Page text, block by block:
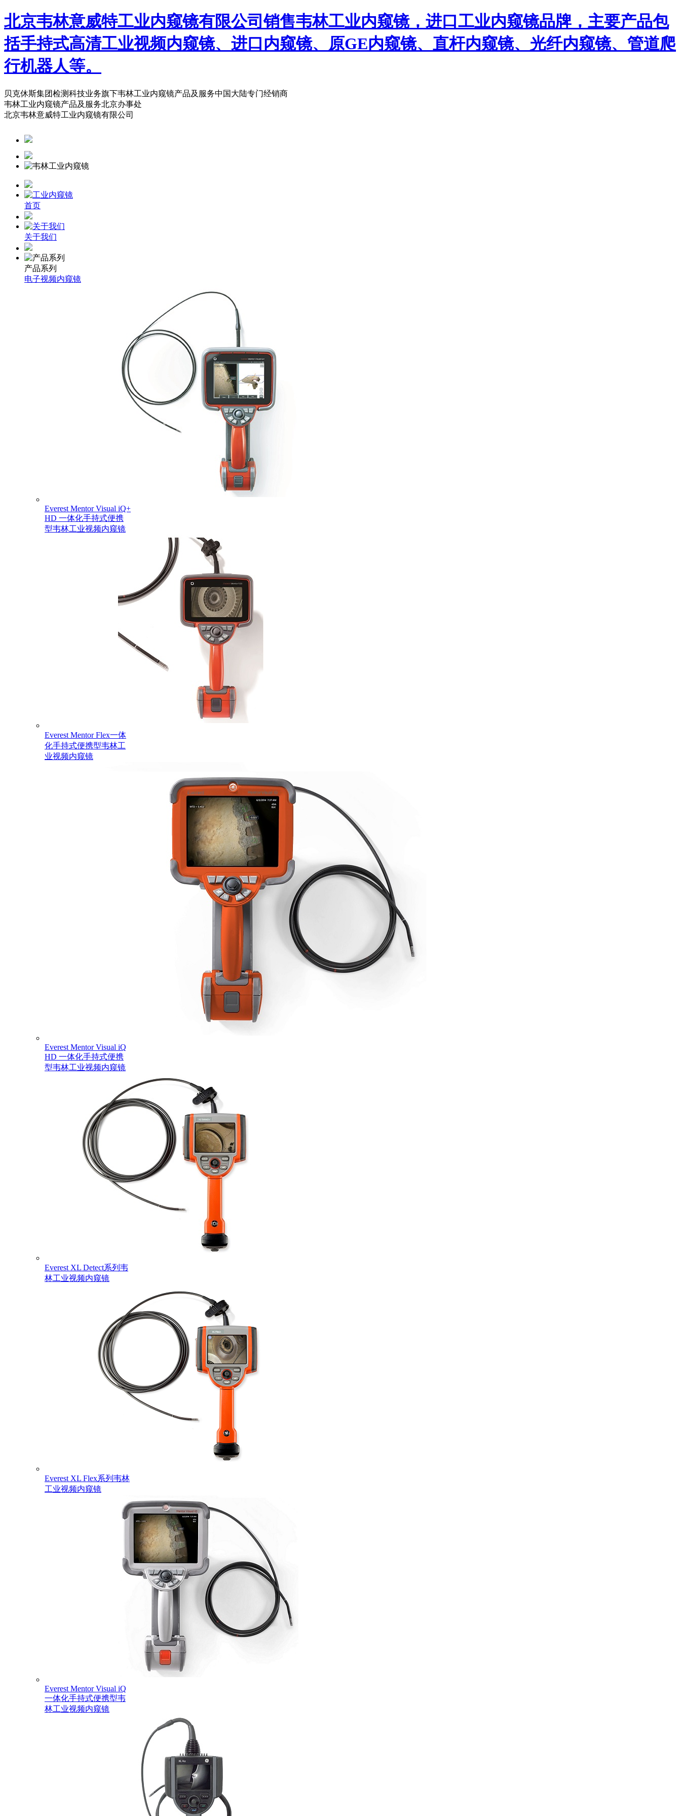
北京韦林意威特工业内窥镜有限公司销售韦林工业内窥镜，进口工业内窥镜品牌，主要产品包
括手持式高清工业视频内窥镜、进口内窥镜、原GE内窥镜、直杆内窥镜、光纤内窥镜、管道爬
行机器人等。
贝克休斯集团检测科技业务旗下韦林工业内窥镜产品及服务中国大陆专门经销商
韦林工业内窥镜产品及服务北京办事处
北京韦林意威特工业内窥镜有限公司
首页
关于我们
产品系列
电子视频内窥镜
Everest Mentor Visual iQ+
HD 一体化手持式便携
型韦林工业视频内窥镜
Everest Mentor Flex一体
化手持式便携型韦林工
业视频内窥镜
Everest Mentor Visual iQ
HD 一体化手持式便携
型韦林工业视频内窥镜
Everest XL Detect系列韦
林工业视频内窥镜
Everest XL Flex系列韦林
工业视频内窥镜
Everest Mentor Visual iQ
一体化手持式便携型韦
林工业视频内窥镜